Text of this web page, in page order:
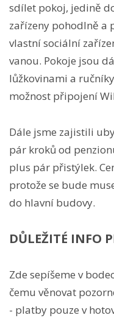
sdílet pokoj, jedině
zařízeny pohodlně a
vlastní sociální
vanou. Pokoje jsou
lůžkovinami a
možnost připojení
Dále jsme zajistili
pár kroků od
plus pár přistýlek.
protože se bude
do hlavní budovy.
DŮLEŽITÉ INFO
Zde sepíšeme v
čemu věnovat
- platby pouze v